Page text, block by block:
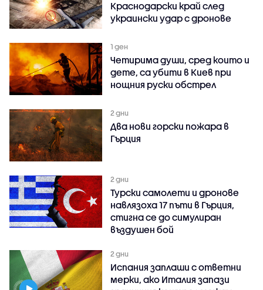
Краснодарски край след
украински удар с дронове
1 ден
Четирима души, сред които и
дете, са убити в Киев при
нощния руски обстрел
2 дни
Два нови горски пожара в
Гърция
2 дни
Турски самолети и дронове
навлязоха 17 пъти в Гърция,
стигна се до симулиран
въздушен бой
2 дни
Испания заплаши с ответни
мерки, ако Италия запази